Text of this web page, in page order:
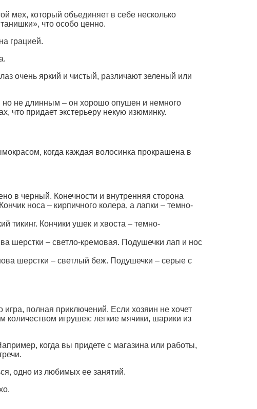
мех, который объединяет в себе несколько
что особо ценно.
грацией.
очень яркий и чистый, различают зеленый или
но не длинным – он хорошо опушен и немного
что придает экстерьеру некую изюминку.
когда каждая волосинка прокрашена в
в черный. Конечности и внутренняя сторона
носа – кирпичного колера, а лапки – темно-
тикинг. Кончики ушек и хвоста – темно-
шерстки – светло-кремовая. Подушечки лап и нос
шерстки – светлый беж. Подушечки – серые с
полная приключений. Если хозяин не хочет
количеством игрушек: легкие мячики, шарики из
когда вы придете с магазина или работы,
одно из любимых ее занятий.